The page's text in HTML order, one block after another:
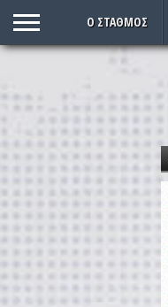
O ΣΤΑΘΜΌΣ